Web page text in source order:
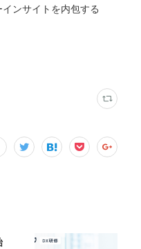
ンサイトを内包する